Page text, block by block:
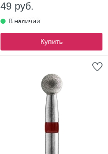
49 руб.
Купить